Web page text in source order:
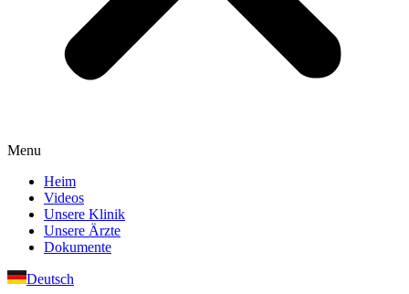
Menu
Heim
Videos
Unsere Klinik
Unsere Ärzte
Dokumente
Deutsch